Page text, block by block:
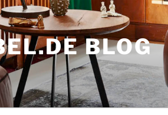
BLOG